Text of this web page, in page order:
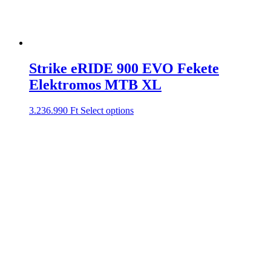
Strike eRIDE 900 EVO Fekete
Elektromos MTB XL
3.236.990 Ft Select options